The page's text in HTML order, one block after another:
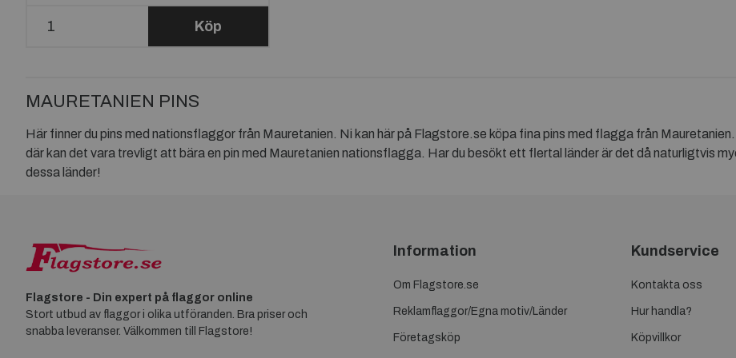
Köp
MAURETANIEN PINS
Här finner du pins med nationsflaggor från Mauretanien. Ni kan här på Flagstore.se köpa fina pins med flagga från
där kan det vara trevligt att bära en pin med Mauretanien nationsflagga. Har du besökt ett flertal länder är det då naturligtvis
dessa länder!
Flagstore - Din expert på flaggor online
Stort utbud av flaggor i olika utföranden. Bra priser och
snabba leveranser. Välkommen till Flagstore!
Information
Om Flagstore.se
Reklamflaggor/Egna motiv/Länder
Företagsköp
Kundservice
Kontakta oss
Hur handla?
Köpvillkor